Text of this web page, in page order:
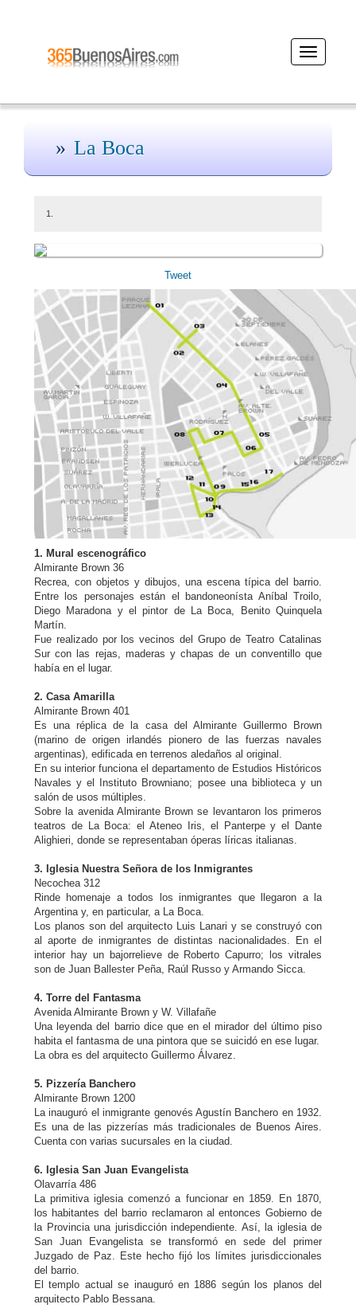
Desplegar
La Boca
1.
Tweet
1. Mural escenográfico
Almirante Brown 36
Recrea, con objetos y dibujos, una escena típica del barrio.
Entre los personajes están el bandoneonísta Aníbal Troilo,
Diego Maradona y el pintor de La Boca, Benito Quinquela
Martín.
Fue realizado por los vecinos del Grupo de Teatro Catalinas
Sur con las rejas, maderas y chapas de un conventillo que
había en el lugar.
2. Casa Amarilla
Almirante Brown 401
Es una réplica de la casa del Almirante Guillermo Brown
(marino de origen irlandés pionero de las fuerzas navales
argentinas), edificada en terrenos aledaños al original.
En su interior funciona el departamento de Estudios Históricos
Navales y el Instituto Browniano; posee una biblioteca y un
salón de usos múltiples.
Sobre la avenida Almirante Brown se levantaron los primeros
teatros de La Boca: el Ateneo Iris, el Panterpe y el Dante
Alighieri, donde se representaban óperas líricas italianas.
3. Iglesia Nuestra Señora de los Inmigrantes
Necochea 312
Rinde homenaje a todos los inmigrantes que llegaron a la
Argentina y, en particular, a La Boca.
Los planos son del arquitecto Luis Lanari y se construyó con
al aporte de inmigrantes de distintas nacionalidades. En el
interior hay un bajorrelieve de Roberto Capurro; los vitrales
son de Juan Ballester Peña, Raúl Russo y Armando Sicca.
4. Torre del Fantasma
Avenida Almirante Brown y W. Villafañe
Una leyenda del barrio dice que en el mirador del último piso
habita el fantasma de una pintora que se suicidó en ese lugar.
La obra es del arquitecto Guillermo Álvarez.
5. Pizzería Banchero
Almirante Brown 1200
La inauguró el inmigrante genovés Agustín Banchero en 1932.
Es una de las pizzerías más tradicionales de Buenos Aires.
Cuenta con varias sucursales en la ciudad.
6. Iglesia San Juan Evangelista
Olavarría 486
La primitiva iglesia comenzó a funcionar en 1859. En 1870,
los habitantes del barrio reclamaron al entonces Gobierno de
la Provincia una jurisdicción independiente. Así, la iglesia de
San Juan Evangelista se transformó en sede del primer
Juzgado de Paz. Este hecho fijó los límites jurisdiccionales
del barrio.
El templo actual se inauguró en 1886 según los planos del
arquitecto Pablo Bessana.